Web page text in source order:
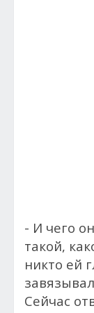
- И чего
такой,
никто ей
Сейчас